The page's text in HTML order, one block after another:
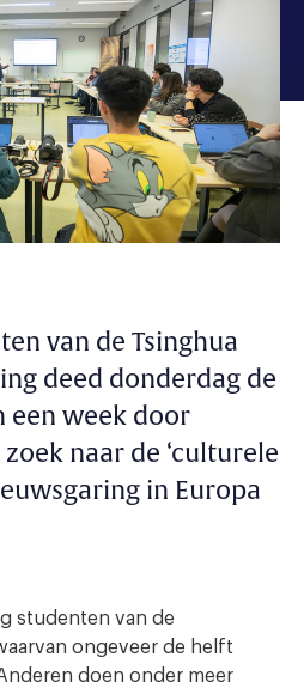
van de Tsinghua
deed donderdag de
een week door
naar de ‘culturele
in Europa
studenten van de
ongeveer de helft
doen onder meer